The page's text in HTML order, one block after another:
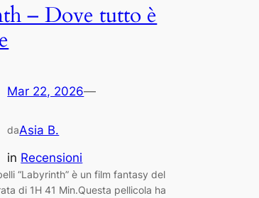
– Dove tutto è
Mar 22, 2026—
daAsia B.
in Recensioni
“Labyrinth” è un film fantasy del
di 1H 41 Min.Questa pellicola ha